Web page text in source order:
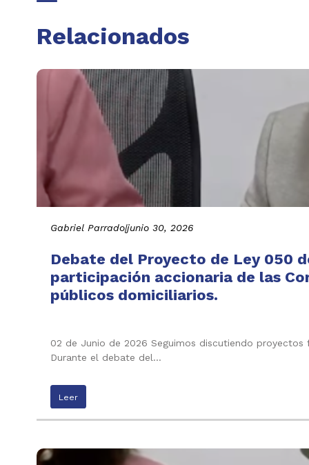
Relacionados
Gabriel Parrado|junio 30, 2026
Debate del Proyecto de Ley 050
participación accionaria de las
públicos domiciliarios.
02 de Junio de 2026 Seguimos discutiendo
Durante el debate del…
Leer